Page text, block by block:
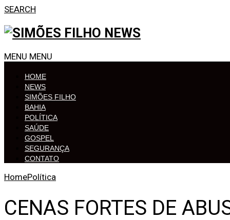
SEARCH
MENU MENU
HOME
NEWS
SIMÕES FILHO
BAHIA
POLÍTICA
SAÚDE
GOSPEL
SEGURANÇA
CONTATO
HomePolítica
CENAS FORTES DE